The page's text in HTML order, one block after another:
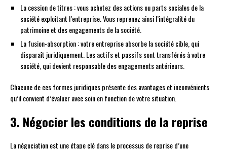
La cession de titres : vous achetez des actions ou parts sociales de la
société exploitant l’entreprise. Vous reprenez ainsi l’intégralité du
patrimoine et des engagements de la société.
La fusion-absorption : votre entreprise absorbe la société cible, qui
disparaît juridiquement. Les actifs et passifs sont transférés à votre
société, qui devient responsable des engagements antérieurs.
Chacune de ces formes juridiques présente des avantages et inconvénients
qu’il convient d’évaluer avec soin en fonction de votre situation.
3. Négocier les conditions de la reprise
La négociation est une étape clé dans le processus de reprise d’une